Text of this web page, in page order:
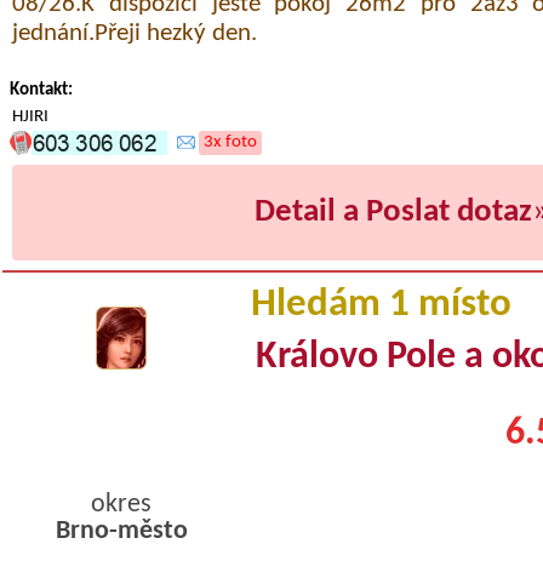
jednání.Přeji hezký den.
Kontakt:
HJIRI
3x foto
Detail a Poslat dotaz
Hledám 1 místo
Královo Pole a
okres
Brno-město